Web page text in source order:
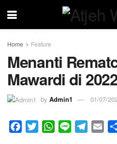
Home Feature
Menanti
Mawardi di
by Admin1 01/07/
W